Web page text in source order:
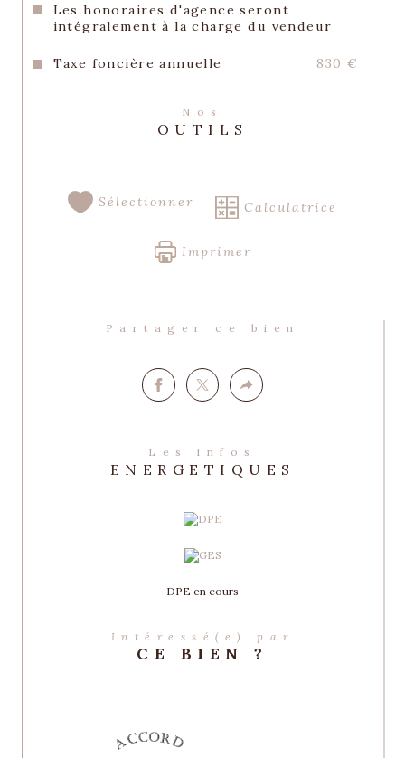
Les honoraires d'agence seront
intégralement à la charge du vendeur
Taxe foncière annuelle 830 €
Nos
OUTILS
Sélectionner Calculatrice
Imprimer
Partager ce bien
Les infos
ENERGETIQUES
DPE en cours
Intéressé(e) par
CE BIEN ?